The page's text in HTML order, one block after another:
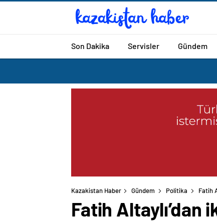
Son Dakika Servisler Gündem
Kazakistan Haber Gündem Politika Fatih
Fatih Altaylı’dan